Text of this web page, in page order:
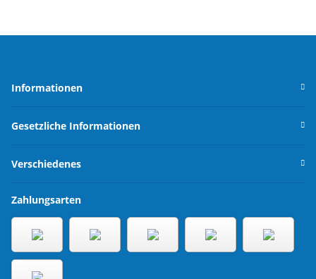
Informationen
Gesetzliche Informationen
Verschiedenes
Zahlungsarten